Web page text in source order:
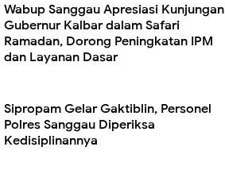
Wabup Sanggau Apresiasi Kunjungan
Gubernur Kalbar dalam Safari
Ramadan, Dorong Peningkatan IPM
dan Layanan Dasar
Sipropam Gelar Gaktiblin, Personel
Polres Sanggau Diperiksa
Kedisiplinannya